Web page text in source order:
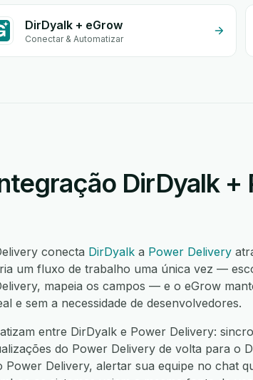
DirDyalk + eGrow
Conectar & Automatizar
DirDyalk +
conecta DirDyalk a Power Delivery
um fluxo de trabalho uma única vez —
mapeia os campos — e o eGrow
e sem a necessidade de desenvolvedores.
entre DirDyalk e Power Delivery:
do Power Delivery de volta para o
Delivery, alertar sua equipe no chat